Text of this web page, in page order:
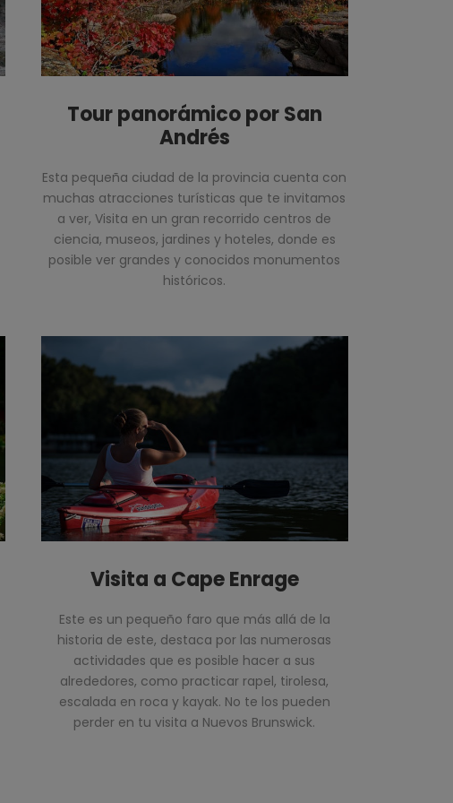
Tour panorámico por San
Andrés
Esta pequeña ciudad de la provincia cuenta con
muchas atracciones turísticas que te invitamos
a ver, Visita en un gran recorrido centros de
ciencia, museos, jardines y hoteles, donde es
posible ver grandes y conocidos monumentos
históricos.
Visita a Cape Enrage
Este es un pequeño faro que más allá de la
historia de este, destaca por las numerosas
actividades que es posible hacer a sus
alrededores, como practicar rapel, tirolesa,
escalada en roca y kayak. No te los pueden
perder en tu visita a Nuevos Brunswick.